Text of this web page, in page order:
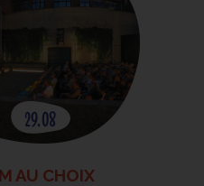
AU CHOIX